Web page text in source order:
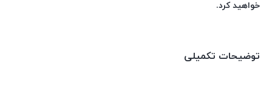
خواهید کرد.
توضیحات تکمیلی